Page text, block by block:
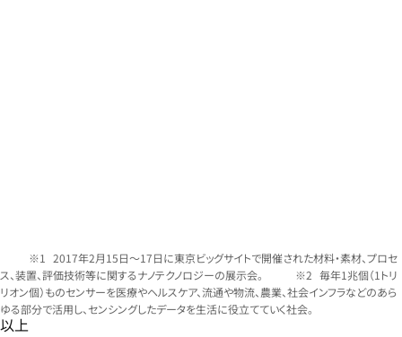
2017年2月15日～17日に東京ビッグサイトで開催された材料・素材、プロセ
ス、装置、評価技術等に関するナノテクノロジーの展示会。
毎年1兆個（1トリ
リオン個）ものセンサーを医療やヘルスケア、流通や物流、農業、社会インフラなどのあら
ゆる部分で活用し、センシングしたデータを生活に役立てていく社会。
以上